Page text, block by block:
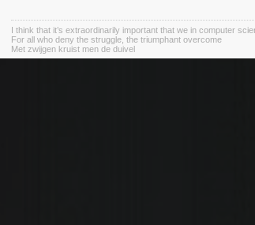
I think that it’s extraordinarily important that we in computer
For all who deny the struggle, the triumphant overcome
Met zwijgen kruist men de duivel